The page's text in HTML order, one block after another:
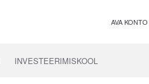
AVA KONTO
INVESTEERIMISKOOL